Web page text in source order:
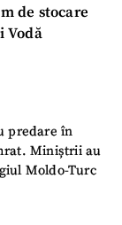
de stocare
Vodă
predare în
Miniștrii au
Moldo-Turc